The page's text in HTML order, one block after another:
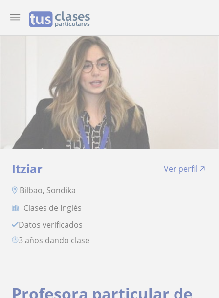
Itziar
Ver perfil
Bilbao, Sondika
Clases de Inglés
Datos verificados
3 años dando clase
Profesora particular de